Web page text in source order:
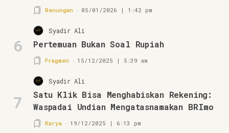
Renungan 05/01/2026 | 1:42 pm
6
Syadir Ali
Pertemuan Bukan Soal Rupiah
Fragmen 15/12/2025 | 5:39 am
7
Syadir Ali
Satu Klik Bisa Menghabiskan Rekening:
Waspadai Undian Mengatasnamakan BRImo
Karya 19/12/2025 | 6:13 pm